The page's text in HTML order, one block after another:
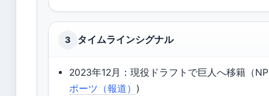
3 タイムラインシグナル
2023年12月：現役ドラフトで巨人へ移籍（
ポーツ（報道） )